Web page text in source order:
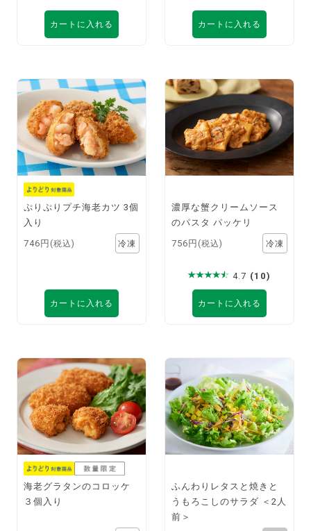
カートに入れる カートに入れる
ぷりぷりプチ海老カツ 3個
入り
746円 (税込)
カートに入れる
濃厚な蟹クリームソース
のパスタ パッケリ
756円 (税込)
4.7 (10)
カートに入れる
海老グラタンのコロッケ
３個入り
ふんわりレタスと焼きと
うもろこしのサラダ ＜2人
前＞